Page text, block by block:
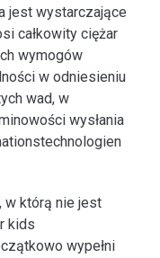
jest wystarczające
całkowity ciężar
wymogów
w odniesieniu
wad, w
wysłania
w którą nie jest
kids
wypełni